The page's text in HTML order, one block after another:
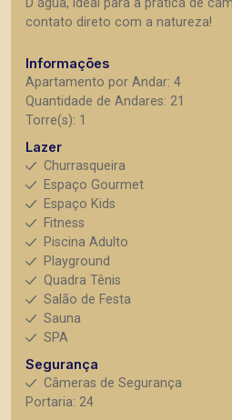
D`água, ideal para a prática de
contato direto com a natureza!
Informações
Apartamento por Andar: 4
Quantidade de Andares: 21
Torre(s): 1
Lazer
Churrasqueira
Espaço Gourmet
Espaço Kids
Fitness
Piscina Adulto
Playground
Quadra Tênis
Salão de Festa
Sauna
SPA
Segurança
Câmeras de Segurança
Portaria: 24